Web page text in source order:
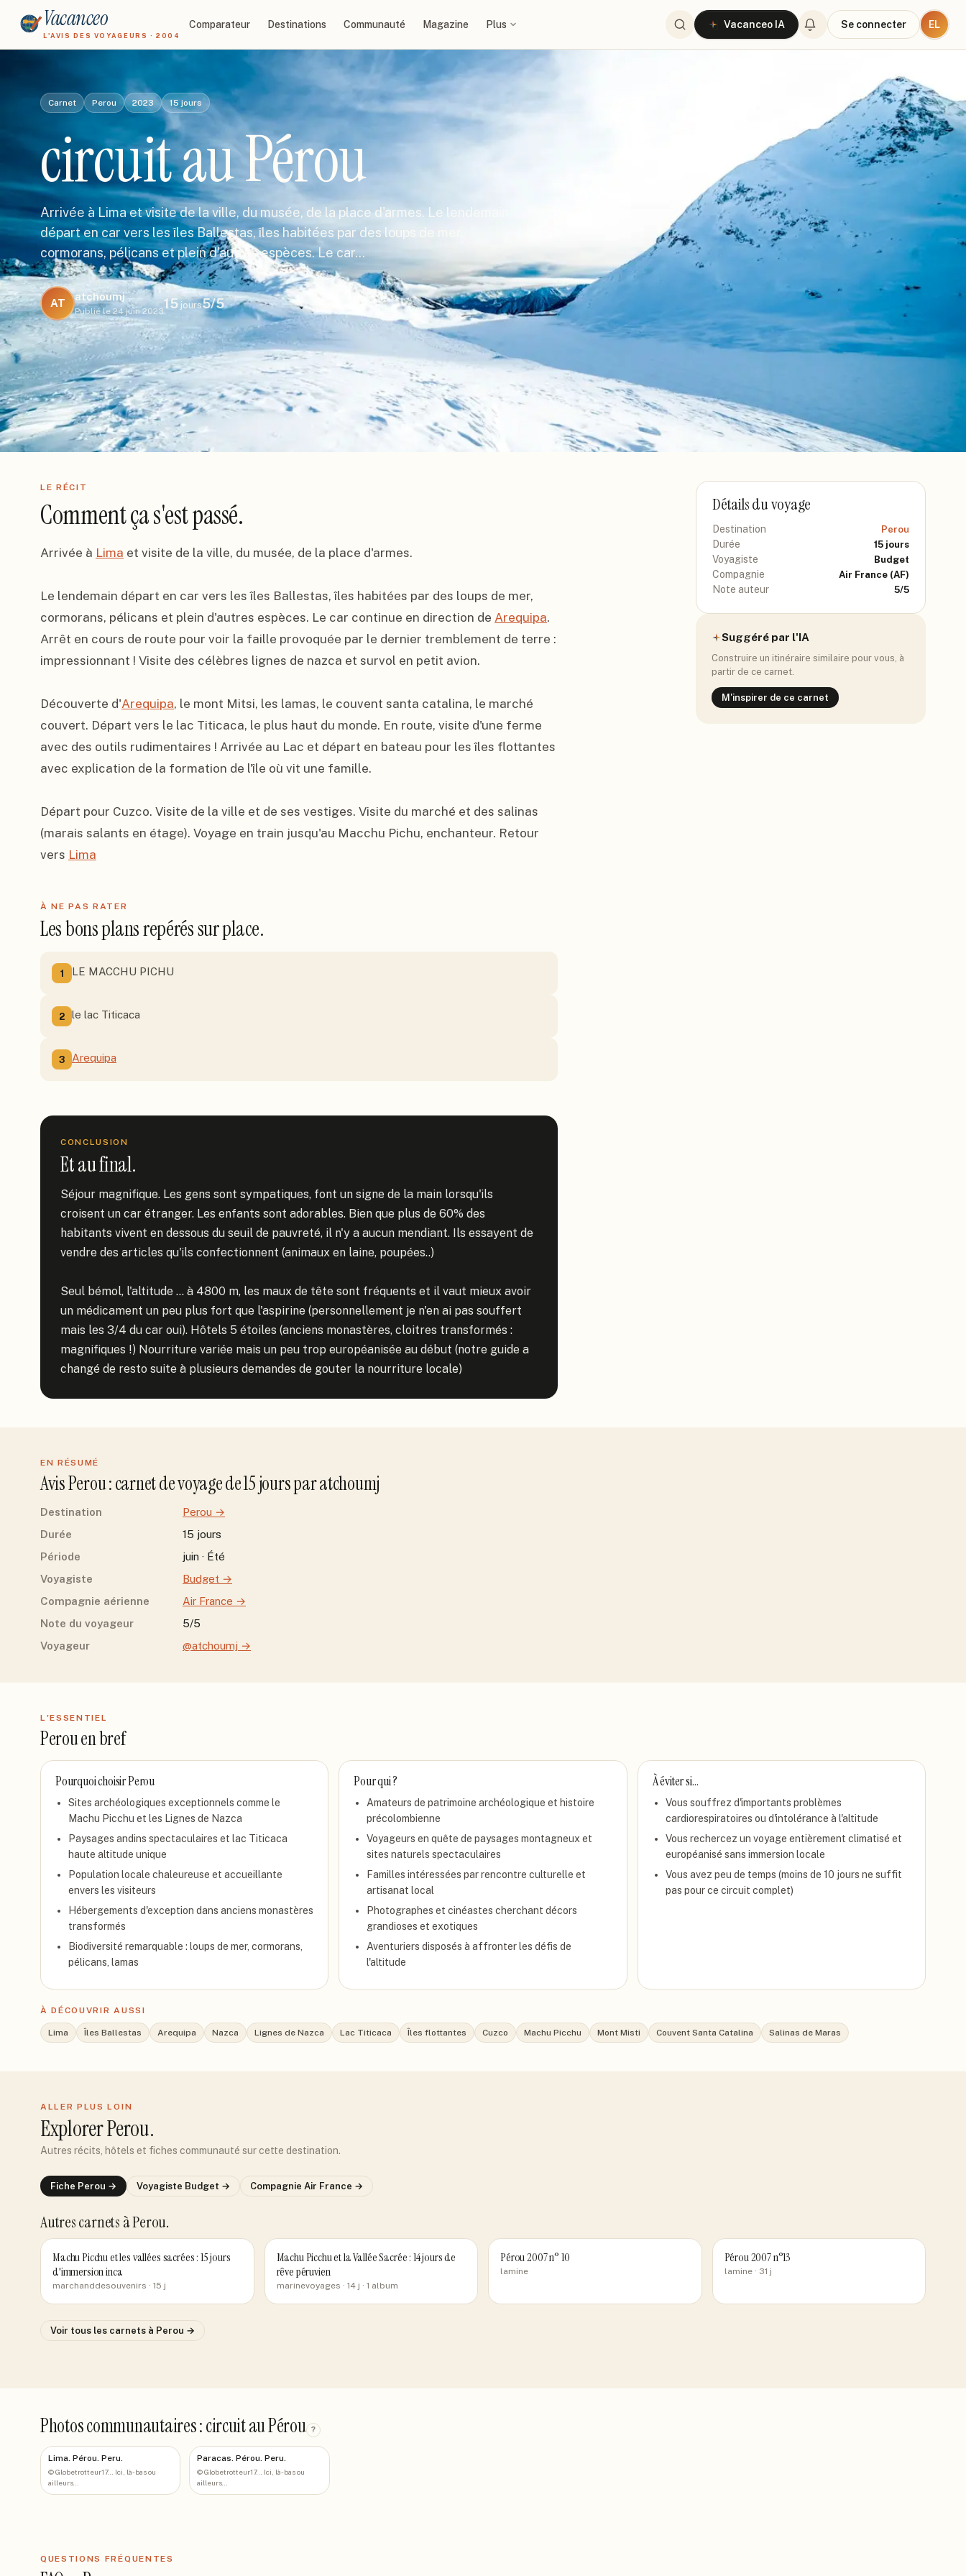
Vacanceo
L'AVIS DES VOYAGEURS · 2004
Comparateur Destinations Communauté Magazine Plus Vacanceo IA Se connecter EL
Carnet Perou 2023 15jours
circuit au Pérou
Arrivée à Lima et visite de la ville, du musée, de la place d'armes. Le lendemain
départ en car vers les îles Ballestas, îles habitées par des loups de mer,
cormorans, pélicans et plein d'autres espèces. Le car…
AT
atchoumj
Publié le 24 juin 2023
15 jours5/5
LE RÉCIT
Comment ça s'est passé.
Arrivée à Lima et visite de la ville, du musée, de la place d'armes.
Le lendemain départ en car vers les îles Ballestas, îles habitées par des loups de mer,
cormorans, pélicans et plein d'autres espèces. Le car continue en direction de Arequipa.
Arrêt en cours de route pour voir la faille provoquée par le dernier tremblement de terre :
impressionnant ! Visite des célèbres lignes de nazca et survol en petit avion.
Découverte d'Arequipa, le mont Mitsi, les lamas, le couvent santa catalina, le marché
couvert. Départ vers le lac Titicaca, le plus haut du monde. En route, visite d'une ferme
avec des outils rudimentaires ! Arrivée au Lac et départ en bateau pour les îles flottantes
avec explication de la formation de l'île où vit une famille.
Départ pour Cuzco. Visite de la ville et de ses vestiges. Visite du marché et des salinas
(marais salants en étage). Voyage en train jusqu'au Macchu Pichu, enchanteur. Retour
vers Lima
À NE PAS RATER
Les bons plans repérés sur place.
1 LE MACCHU PICHU
2 le lac Titicaca
3 Arequipa
CONCLUSION
Et au final.
Séjour magnifique. Les gens sont sympatiques, font un signe de la main lorsqu'ils
croisent un car étranger. Les enfants sont adorables. Bien que plus de 60% des
habitants vivent en dessous du seuil de pauvreté, il n'y a aucun mendiant. Ils essayent de
vendre des articles qu'ils confectionnent (animaux en laine, poupées..)
Seul bémol, l'altitude ... à 4800 m, les maux de tête sont fréquents et il vaut mieux avoir
un médicament un peu plus fort que l'aspirine (personnellement je n'en ai pas souffert
mais les 3/4 du car oui). Hôtels 5 étoiles (anciens monastères, cloitres transformés :
magnifiques !) Nourriture variée mais un peu trop européanisée au début (notre guide a
changé de resto suite à plusieurs demandes de gouter la nourriture locale)
Détails du voyage
Destination Perou
Durée 15 jours
Voyagiste Budget
Compagnie Air France (AF)
Note auteur 5/5
Suggéré par l'IA
Construire un itinéraire similaire pour vous, à
partir de ce carnet.
M'inspirer de ce carnet
EN RÉSUMÉ
AvisPerou: carnet de voyage de15joursparatchoumj
Destination Perou →
Durée
15 jours
Période
juin · Été
Voyagiste
Budget →
Compagnie aérienne
Air France →
Note du voyageur
5/5
Voyageur
@atchoumj →
L'ESSENTIEL
Perouen bref
Pourquoi choisirPerou
Sites archéologiques exceptionnels comme le
Machu Picchu et les Lignes de Nazca
Paysages andins spectaculaires et lac Titicaca
haute altitude unique
Population locale chaleureuse et accueillante
envers les visiteurs
Hébergements d'exception dans anciens monastères
transformés
Biodiversité remarquable : loups de mer, cormorans,
pélicans, lamas
Pour qui ?
Amateurs de patrimoine archéologique et histoire
précolombienne
Voyageurs en quête de paysages montagneux et
sites naturels spectaculaires
Familles intéressées par rencontre culturelle et
artisanat local
Photographes et cinéastes cherchant décors
grandioses et exotiques
Aventuriers disposés à affronter les défis de
l'altitude
À éviter si…
Vous souffrez d'importants problèmes
cardiorespiratoires ou d'intolérance à l'altitude
Vous rechercez un voyage entièrement climatisé et
européanisé sans immersion locale
Vous avez peu de temps (moins de 10 jours ne suffit
pas pour ce circuit complet)
À DÉCOUVRIR AUSSI
Lima Îles Ballestas Arequipa Nazca Lignes de Nazca Lac Titicaca Îles flottantes Cuzco Machu Picchu Mont Misti Couvent Santa Catalina Salinas de Maras
ALLER PLUS LOIN
ExplorerPerou.
Autres récits, hôtels et fiches communauté sur cette destination.
Fiche Perou → Voyagiste Budget → Compagnie Air France →
Autres carnets à Perou.
Machu Picchu et les vallées sacrées : 15 jours
d'immersion inca
marchanddesouvenirs · 15 j
Machu Picchu et la Vallée Sacrée : 14 jours de
rêve péruvien
marinevoyages · 14 j · 1 album
Pérou 2007 n° 10
lamine
Pérou 2007 n°13
lamine· 31 j
Voir tous les carnets à Perou →
Photos communautaires : circuit au Pérou ?
Lima. Pérou. Peru.
©Globetrotteur17... Ici, là-bas ou
ailleurs...
Paracas. Pérou. Peru.
©Globetrotteur17... Ici, là-bas ou
ailleurs...
QUESTIONS FRÉQUENTES